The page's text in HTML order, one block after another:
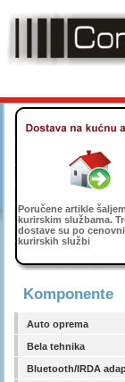
Poručene artikle
kurirskim službama.
dostave su po
kurirskih službi
Komponente
Auto oprema
Bela tehnika
Bluetooth/IRDA